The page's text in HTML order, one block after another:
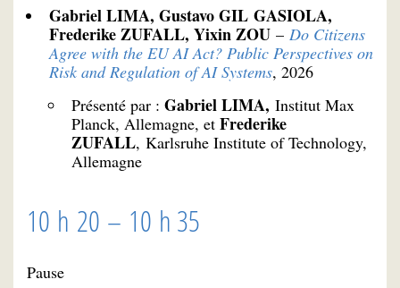
Gabriel LIMA, Gustavo GIL GASIOLA,
Frederike ZUFALL, Yixin ZOU – Do Citizens
Agree with the EU AI Act? Public Perspectives on
Risk and Regulation of AI Systems, 2026
Présenté par : Gabriel LIMA, Institut Max
Planck, Allemagne, et Frederike
ZUFALL, Karlsruhe Institute of Technology,
Allemagne
10 h 20 – 10 h 35
Pause